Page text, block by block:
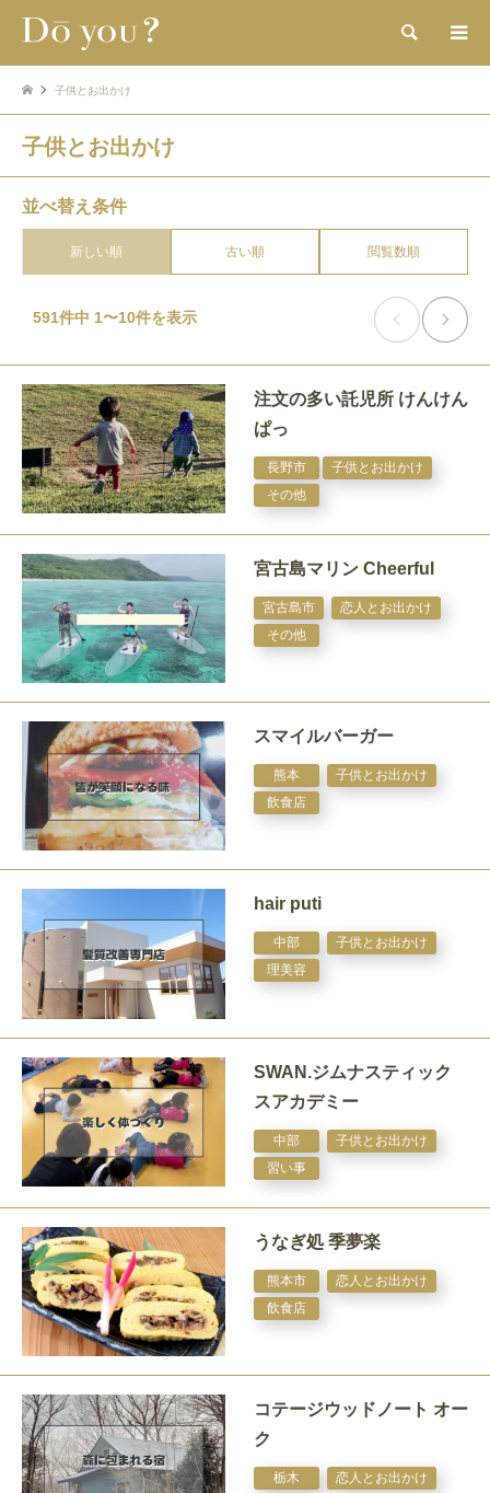
検索
子供とお出かけ
子供とお出かけ
並べ替え条件
新しい順 古い順 閲覧数順
591件中 1〜10件を表示  
注文の多い託児所 けんけん
ぱっ
長野市
子供とお出かけ
その他
宮古島マリン Cheerful
宮古島市
恋人とお出かけ
その他
スマイルバーガー
熊本
子供とお出かけ
飲食店
hair puti
中部
子供とお出かけ
理美容
SWAN.ジムナスティック
スアカデミー
中部
子供とお出かけ
習い事
うなぎ処 季夢楽
熊本市
恋人とお出かけ
飲食店
コテージウッドノート オー
ク
栃木
恋人とお出かけ